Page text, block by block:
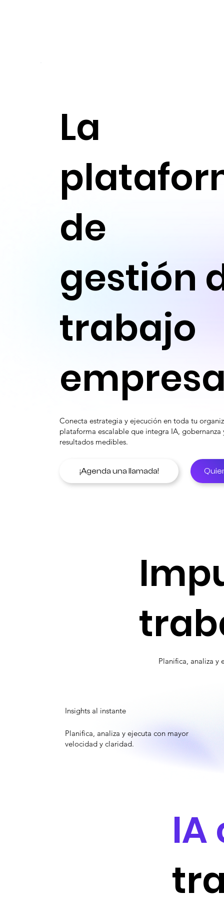
La
de
gestión
trabajo
Conecta estrategia y ejecución en toda tu
plataforma escalable que integra IA,
resultados medibles.
¡Agenda una llamada!
Planifica, analiza y
Insights al instante
Planifica, analiza y ejecuta con mayor
velocidad y claridad.
IA